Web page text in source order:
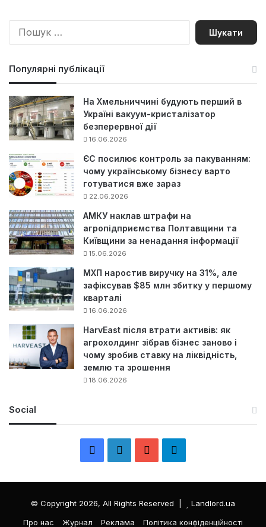
П
Популярні публікації
На Хмельниччині будують перший в
Україні вакуум-кристалізатор
безперервної дії
16.06.2026
ЄС посилює контроль за пакуванням:
чому українському бізнесу варто
готуватися вже зараз
22.06.2026
АМКУ наклав штрафи на
агропідприємства Полтавщини та
Київщини за ненадання інформації
15.06.2026
МХП наростив виручку на 31%, але
зафіксував $85 млн збитку у першому
кварталі
16.06.2026
HarvEast після втрати активів: як
агрохолдинг зібрав бізнес заново і
чому зробив ставку на ліквідність,
землю та зрошення
18.06.2026
Social
e
k
T
л
е
© Copyright 2026, All Rights Reserved |
Landlord.ua
Про нас
Журнал Реклама Політика конфіденційності